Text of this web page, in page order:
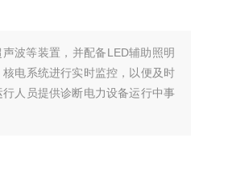
波等装置，并配备LED辅助照明
电系统进行实时监控，以便及时
人员提供诊断电力设备运行中事